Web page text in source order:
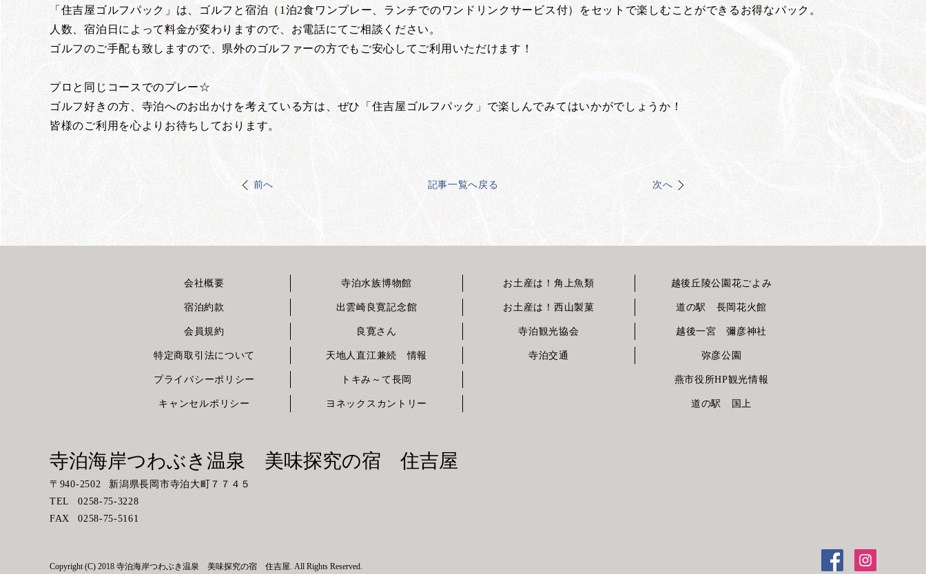
「住吉屋ゴルフパック」は、ゴルフと宿泊（1泊2食ワンプレー、ランチでのワンドリンクサービス付）をセットで楽しむことができるお得なパック。
人数、宿泊日によって料金が変わりますので、お電話にてご相談ください。
ゴルフのご手配も致しますので、県外のゴルファーの方でもご安心してご利用いただけます！
プロと同じコースでのプレー☆
ゴルフ好きの方、寺泊へのお出かけを考えている方は、ぜひ「住吉屋ゴルフパック」で楽しんでみてはいかがでしょうか！
皆様のご利用を心よりお待ちしております。
前へ 記事一覧へ戻る 次へ
会社概要
宿泊約款
会員規約
特定商取引法について
プライバシーポリシー
キャンセルポリシー
寺泊水族博物館
出雲崎良寛記念館
良寛さん
天地人直江兼続 情報
トキみ～て長岡
ヨネックスカントリー
お土産は！角上魚類
お土産は！西山製菓
寺泊観光協会
寺泊交通
越後丘陵公園花ごよみ
道の駅 長岡花火館
越後一宮 彌彦神社
弥彦公園
燕市役所HP観光情報
道の駅 国上
寺泊海岸つわぶき温泉 美味探究の宿 住吉屋
〒 940-2502
新潟県長岡市寺泊大町７７４５
TEL
0258-75-3228
FAX
0258-75-5161
Copyright (C) 2018 寺泊海岸つわぶき温泉 美味探究の宿 住吉屋. All Rights Reserved.